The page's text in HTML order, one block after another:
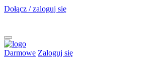
Dołącz / zaloguj się
Darmowe Zaloguj się